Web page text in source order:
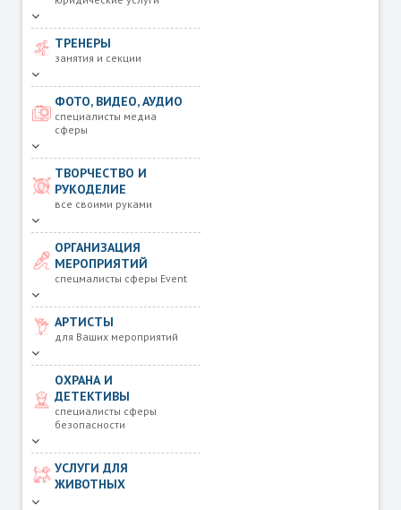
ТРЕНЕРЫ
занятия и секции
ФОТО, ВИДЕО, АУДИО
специалисты медиа
сферы
ТВОРЧЕСТВО И
РУКОДЕЛИЕ
все своими руками
ОРГАНИЗАЦИЯ
МЕРОПРИЯТИЙ
спецмалисты сферы Event
АРТИСТЫ
для Ваших мероприятий
ОХРАНА И
ДЕТЕКТИВЫ
специалисты сферы
безопасности
УСЛУГИ ДЛЯ
ЖИВОТНЫХ